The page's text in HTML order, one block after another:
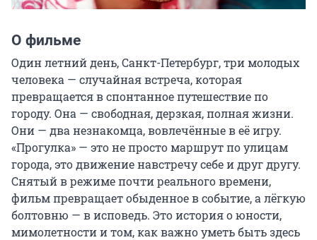
О фильме
Один летний день, Санкт-Петербург, три молодых
человека — случайная встреча, которая
превращается в спонтанное путешествие по
городу. Она — свободная, дерзкая, полная жизни.
Они — два незнакомца, вовлечённые в её игру.
«Прогулка» — это не просто маршрут по улицам
города, это движение навстречу себе и друг другу.
Снятый в режиме почти реального времени,
фильм превращает обыденное в событие, а лёгкую
болтовню — в исповедь. Это история о юности,
мимолетности и том, как важно уметь быть здесь